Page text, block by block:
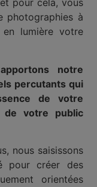
pour cela, vous
photographies à
lumière votre
notre
percutants qui
de votre
de votre public
nous saisissons
pour créer des
orientées